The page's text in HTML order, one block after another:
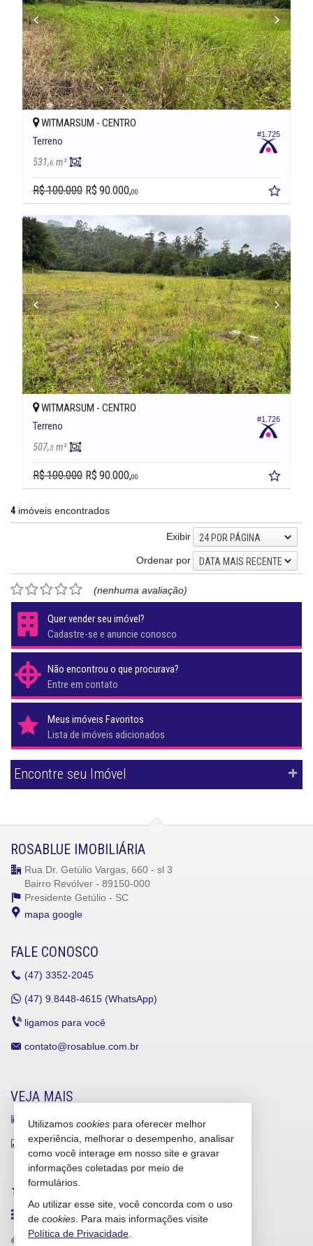
#1.725
WITMARSUM - CENTRO
Terreno
531,6 m²
R$ 100.000 R$ 90.000,00
#1.726
WITMARSUM - CENTRO
Terreno
507,3 m²
R$ 100.000 R$ 90.000,00
4 imóveis encontrados
Exibir
24 POR PÁGINA
Ordenar por
DATA MAIS RECENTE
(nenhuma avaliação)
Quer vender seu imóvel?
Cadastre-se e anuncie conosco
Não encontrou o que procurava?
Entre em contato
Meus imóveis Favoritos
Lista de imóveis adicionados
Encontre seu Imóvel
ROSABLUE IMOBILIÁRIA
Rua Dr. Getúlio Vargas, 660 - sl 3
Bairro Revólver - 89150-000
Presidente Getúlio - SC
mapa google
FALE CONOSCO
(47) 3352-2045
(47) 9.8448-4615 (WhatsApp)
ligamos para você
contato@rosablue.com.br
VEJA MAIS
receba nosso newsletter
indicadores financeiros
cadastre seu imóvel
mapa de imóveis
trabalhe conosco
Utilizamos cookies para oferecer melhor
experiência, melhorar o desempenho, analisar
como você interage em nosso site e gravar
informações coletadas por meio de
formulários.
Ao utilizar esse site, você concorda com o uso
de cookies . Para mais informações visite
Política de Privacidade